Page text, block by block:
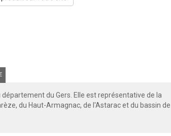
du Gers. Elle est représentative de la
du Haut-Armagnac, de l'Astarac et du bassin de